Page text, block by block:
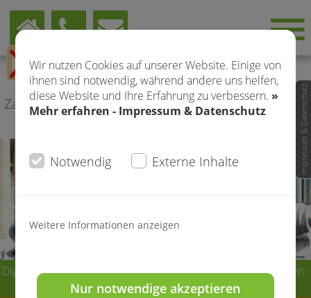
Wir nutzen Cookies auf unserer Website. Einige von
ihnen sind notwendig, während andere uns helfen,
diese Website und Ihre Erfahrung zu verbessern. »
Mehr erfahren - Impressum & Datenschutz
Notwendig Externe Inhalte
Weitere Informationen anzeigen
Nur notwendige akzeptieren
Impressum & Datenschutz
Digitale + manuelle Kieferorthopädie
Teja Will & Team · Essen
Zahnärztin · Tätigkeitsschwerpunkt Kieferorthopädie
Digitale + manuelle Kieferorthopädie Teja Will & Team · Essen ·
+49 (0)201 - 1 25 37 - 60